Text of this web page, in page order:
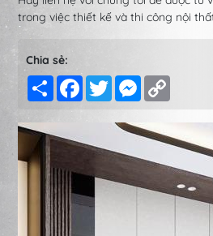
trong việc thiết kế và thi công nội
Chia sẻ:
Share Facebook
TwitterMessenger